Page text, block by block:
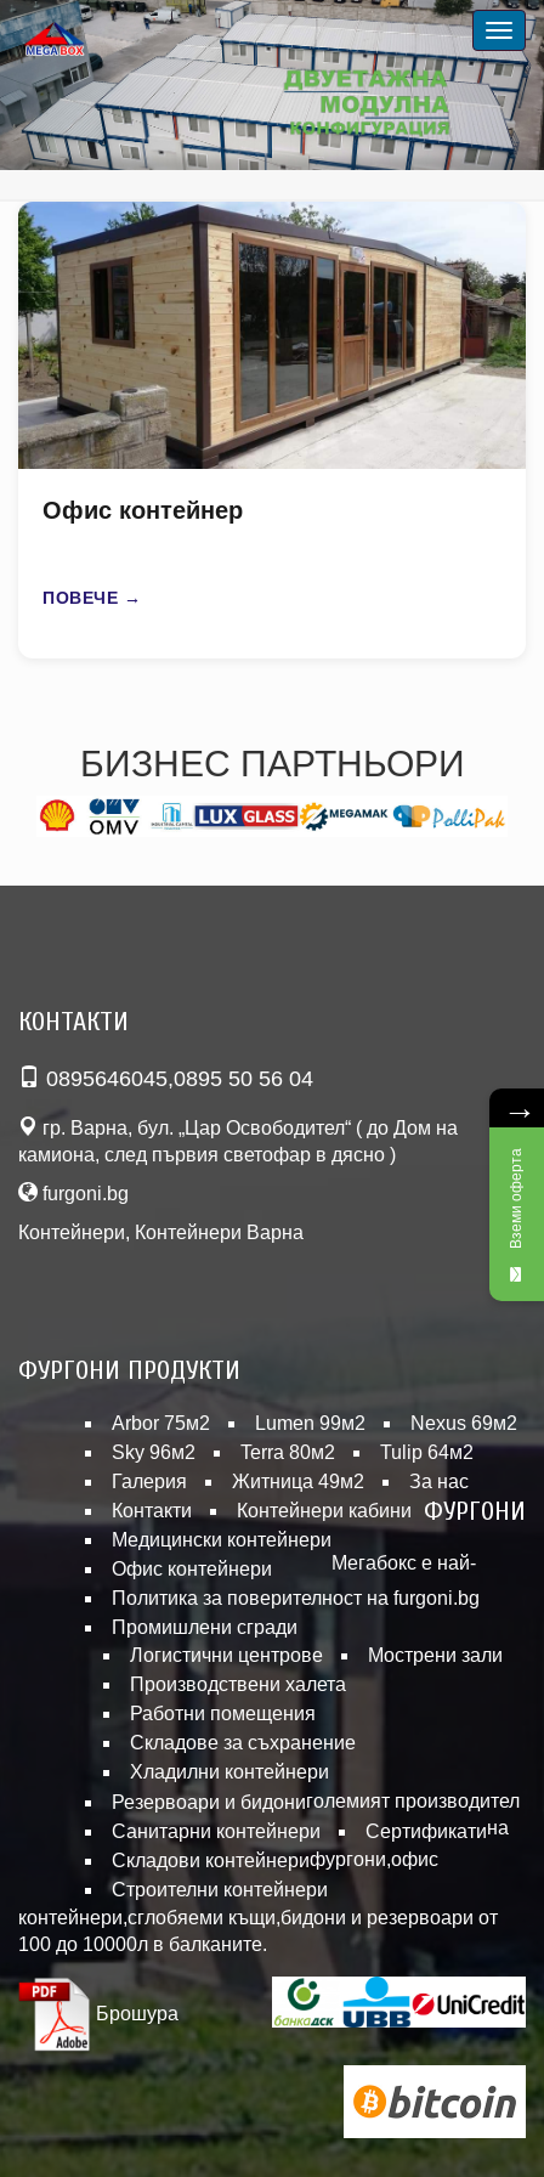
Офис контейнер
ПОВЕЧЕ →
БИЗНЕС ПАРТНЬОРИ
КОНТАКТИ
0895646045,0895 50 56 04
гр. Варна, бул. „Цар Освободител“ ( до Дом на
камиона, след първия светофар в дясно )
furgoni.bg
Контейнери, Контейнери Варна
ФУРГОНИ ПРОДУКТИ
Arbor 75м2 Lumen 99м2
Nexus 69м2
Sky 96м2
Terra 80м2
Tulip 64м2
Галерия
Житница 49м2
За нас
Контакти
Контейнери кабини
Медицински контейнери
Офис контейнери
Политика за поверителност на furgoni.bg
Промишлени сгради
Логистични центрове
Мострени зали
Производствени халета
Работни помещения
Складове за съхранение
Хладилни контейнери
Резервоари и бидони
Санитарни контейнери
Сертификати
Складови контейнери
Строителни контейнери
ФУРГОНИ
Мегабокс е най-
големият производител
на
фургони,офис
контейнери,сглобяеми къщи,бидони и резервоари от
100 до 10000л в балканите.
Брошура
→
Вземи оферта